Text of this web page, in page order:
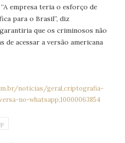
empresa teria o esforço de
para o Brasil”, diz
que os criminosos não
acessar a versão americana
noticias/geral,criptografia-
no-whatsapp,10000063854